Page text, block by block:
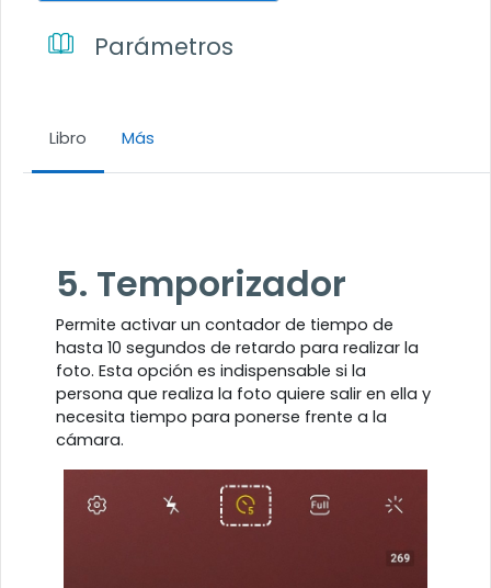
Parámetros
Libro Más
5. Temporizador
Permite activar un contador de tiempo de
hasta 10 segundos de retardo para realizar la
foto. Esta opción es indispensable si la
persona que realiza la foto quiere salir en ella y
necesita tiempo para ponerse frente a la
cámara.